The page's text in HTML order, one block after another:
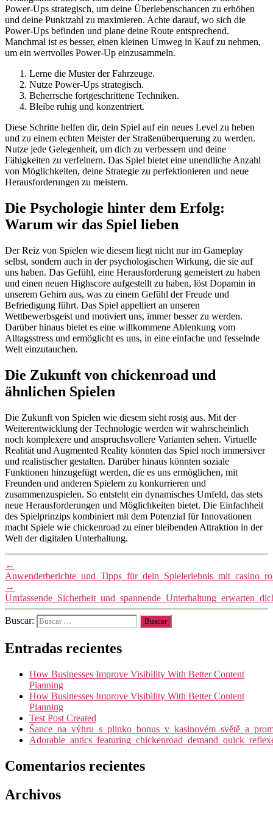
Power-Ups strategisch, um deine Überlebenschancen zu erhöhen
und deine Punktzahl zu maximieren. Achte darauf, wo sich die
Power-Ups befinden und plane deine Route entsprechend.
Manchmal ist es besser, einen kleinen Umweg in Kauf zu nehmen,
um ein wertvolles Power-Up einzusammeln.
Lerne die Muster der Fahrzeuge.
Nutze Power-Ups strategisch.
Beherrsche fortgeschrittene Techniken.
Bleibe ruhig und konzentriert.
Diese Schritte helfen dir, dein Spiel auf ein neues Level zu heben
und zu einem echten Meister der Straßenüberquerung zu werden.
Nutze jede Gelegenheit, um dich zu verbessern und deine
Fähigkeiten zu verfeinern. Das Spiel bietet eine unendliche Anzahl
von Möglichkeiten, deine Strategie zu perfektionieren und neue
Herausforderungen zu meistern.
Die Psychologie hinter dem Erfolg:
Warum wir das Spiel lieben
Der Reiz von Spielen wie diesem liegt nicht nur im Gameplay
selbst, sondern auch in der psychologischen Wirkung, die sie auf
uns haben. Das Gefühl, eine Herausforderung gemeistert zu haben
und einen neuen Highscore aufgestellt zu haben, löst Dopamin in
unserem Gehirn aus, was zu einem Gefühl der Freude und
Befriedigung führt. Das Spiel appelliert an unseren
Wettbewerbsgeist und motiviert uns, immer besser zu werden.
Darüber hinaus bietet es eine willkommene Ablenkung vom
Alltagsstress und ermöglicht es uns, in eine einfache und fesselnde
Welt einzutauchen.
Die Zukunft von chickenroad und
ähnlichen Spielen
Die Zukunft von Spielen wie diesem sieht rosig aus. Mit der
Weiterentwicklung der Technologie werden wir wahrscheinlich
noch komplexere und anspruchsvollere Varianten sehen. Virtuelle
Realität und Augmented Reality könnten das Spiel noch immersiver
und realistischer gestalten. Darüber hinaus könnten soziale
Funktionen hinzugefügt werden, die es uns ermöglichen, mit
Freunden und anderen Spielern zu konkurrieren und
zusammenzuspielen. So entsteht ein dynamisches Umfeld, das stets
neue Herausforderungen und Möglichkeiten bietet. Die Einfachheit
des Spielprinzips kombiniert mit dem Potenzial für Innovationen
macht Spiele wie chickenroad zu einer bleibenden Attraktion in der
Welt der digitalen Unterhaltung.
←
→
Buscar:
Entradas recientes
How Businesses Improve Visibility With Better Content
Planning
How Businesses Improve Visibility With Better Content
Planning
Test Post Created
Comentarios recientes
Archivos